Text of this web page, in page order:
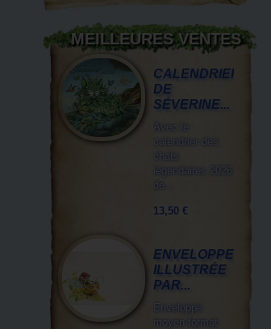
MEILLEURES VENTES
CALENDRIER
DE
SÉVERINE...
Avec le
calendrier des
chats
légendaires 2026
de...
13,50 €
ENVELOPPE
ILLUSTRÉE
PAR...
Enveloppe
moyen format